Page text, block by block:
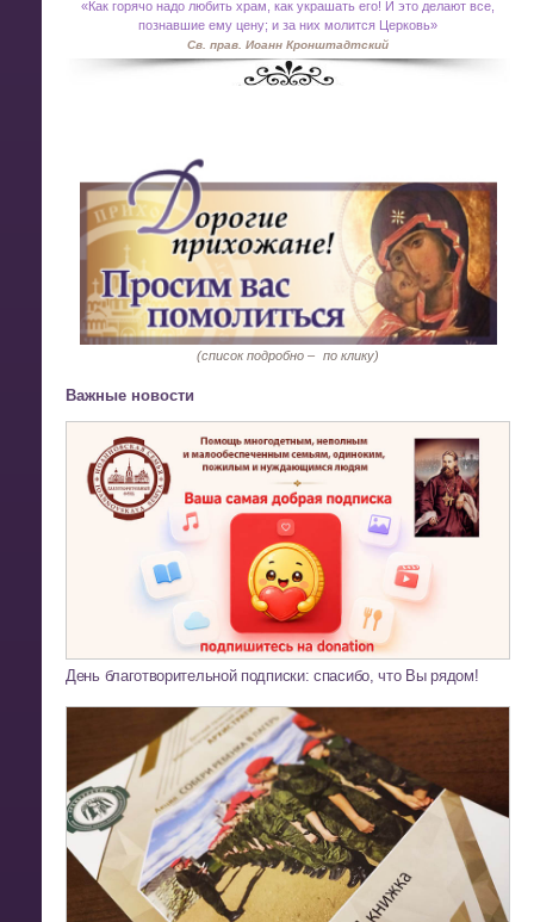
«Как горячо надо любить храм, как украшать его! И это делают все,
познавшие ему цену; и за них молится Церковь»
Св. прав. Иоанн Кронштадтский
(список подробно – по клику)
Важные новости
День благотворительной подписки: спасибо, что Вы рядом!